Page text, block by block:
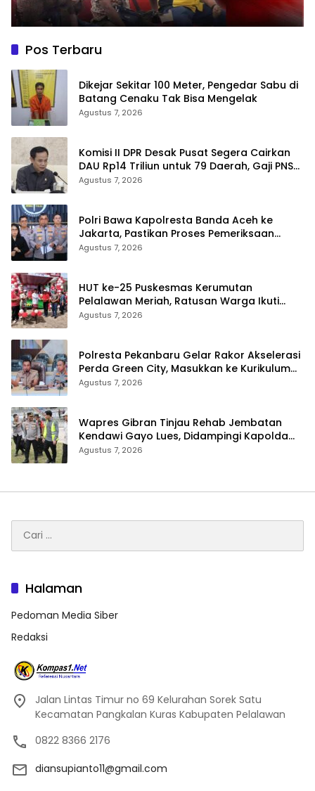
Pos Terbaru
Dikejar Sekitar 100 Meter, Pengedar Sabu di
Agustus 7, 2026
Komisi II DPR Desak Pusat Segera Cairkan
DAU Rp14 Triliun untuk 79 Daerah, Gaji PNS
Terancam Telat
Agustus 7, 2026
Polri Bawa Kapolresta Banda Aceh ke
Jakarta, Pastikan Proses Pemeriksaan
Profesional dan Transparan
Agustus 7, 2026
HUT ke-25 Puskesmas Kerumutan
Pelalawan Meriah, Ratusan Warga Ikuti
Jalan Santai dan Cek Kesehatan Gratis
Agustus 7, 2026
Polresta Pekanbaru Gelar Rakor Akselerasi
Perda Green City, Masukkan ke Kurikulum
Sekolah
Agustus 7, 2026
Wapres Gibran Tinjau Rehab Jembatan
Kendawi Gayo Lues, Didampingi Kapolda
Aceh
Agustus 7, 2026
untuk:
Halaman
Pedoman Media Siber
Redaksi
Jalan Lintas Timur no 69 Kelurahan Sorek Satu
Kecamatan Pangkalan Kuras Kabupaten Pelalawan
0822 8366 2176
diansupianto11@gmail.com